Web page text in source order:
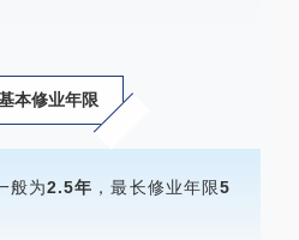
本修业年限
般为2.5年 ，最长修业年限5